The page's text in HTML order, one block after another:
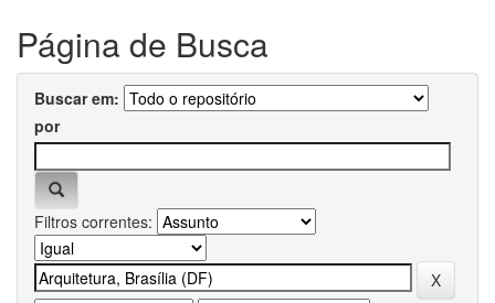
Página de Busca
Buscar em:
por
Filtros correntes: